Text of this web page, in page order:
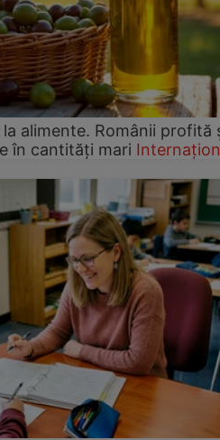
alimente. Românii profită
în cantități mari